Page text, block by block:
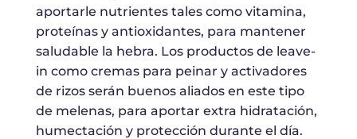
aportarle nutrientes tales como vitamina,
proteínas y antioxidantes, para mantener
saludable la hebra. Los productos de leave-
in como cremas para peinar y activadores
de rizos serán buenos aliados en este tipo
de melenas, para aportar extra hidratación,
humectación y protección durante el día.